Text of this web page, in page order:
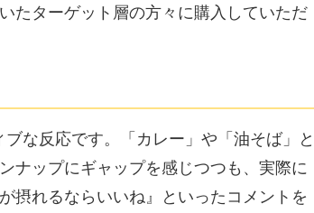
たターゲット層の方々に購入していただ
な反応です。「カレー」や「油そば」と
ナップにギャップを感じつつも、実際に
摂れるならいいね』といったコメントを